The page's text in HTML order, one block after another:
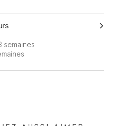
semaines